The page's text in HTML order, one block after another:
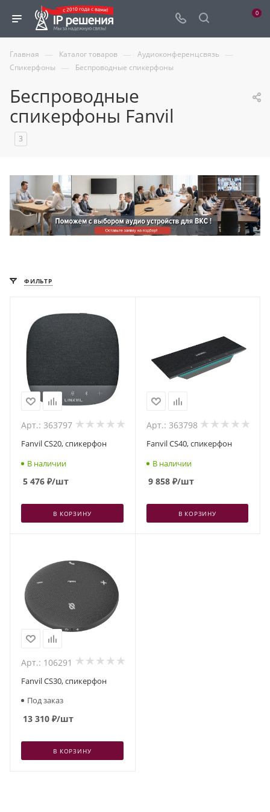
0
Главная — Каталог товаров — Аудиоконференцсвязь —
Спикерфоны — Беспроводные спикерфоны
Беспроводные
спикерфоны Fanvil
3
ФИЛЬТР
Арт.: 363797
Fanvil CS20, спикерфон
В наличии
5 476 ₽/шт
В КОРЗИНУ
Арт.: 363798
Fanvil CS40, спикерфон
В наличии
9 858₽/шт
В КОРЗИНУ
Арт.: 106291
Fanvil CS30, спикерфон
Под заказ
13 310 ₽/шт
В КОРЗИНУ